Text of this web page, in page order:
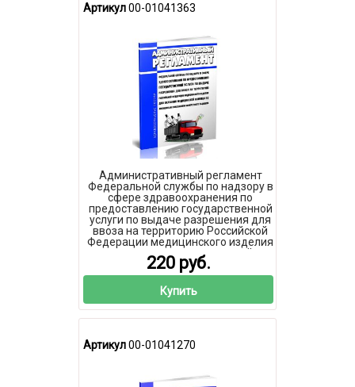
Артикул00-01041363
Административный регламент
Федеральной службы по надзору в
сфере здравоохранения по
предоставлению государственной
услуги по выдаче разрешения для
ввоза на территорию Российской
Федерации медицинского изделия
для оказания медицинской
помощи по жизненным
показаниям конкретного пациента
2026 год. Последняя редакция
220 руб.
Купить
Артикул00-01041270